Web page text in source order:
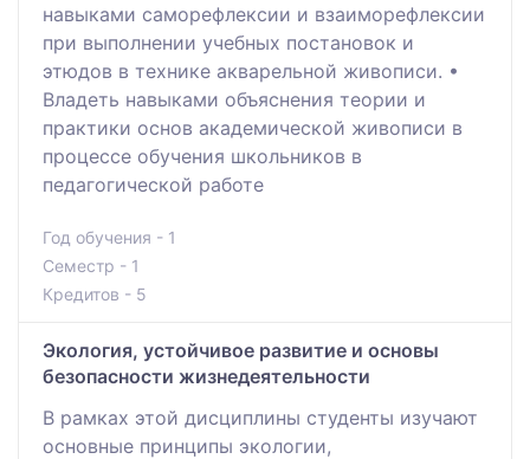
навыками саморефлексии и взаиморефлексии
при выполнении учебных постановок и
этюдов в технике акварельной живописи. •
Владеть навыками объяснения теории и
практики основ академической живописи в
процессе обучения школьников в
педагогической работе
Год обучения - 1
Семестр - 1
Кредитов - 5
Экология, устойчивое развитие и основы
безопасности жизнедеятельности
В рамках этой дисциплины студенты изучают
основные принципы экологии,